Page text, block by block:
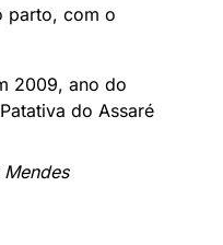
parto, com o
2009, ano do
do Assaré